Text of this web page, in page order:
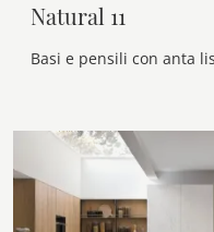
Natural 11